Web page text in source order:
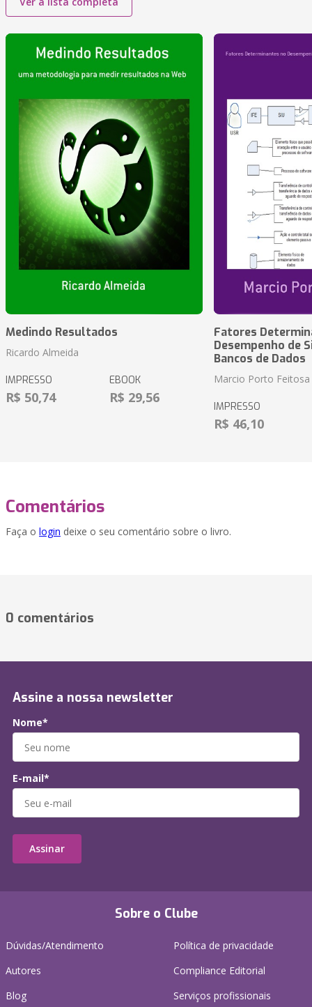
Medindo Resultados
Ricardo Almeida
IMPRESSO
R$ 50,74
EBOOK
R$ 29,56
Fatores
Desempenho de
Bancos de Dados
Marcio Porto Feitosa
IMPRESSO
R$ 46,10
Comentários
Faça o login deixe o seu comentário sobre o livro.
0 comentários
Sobre o Clube
Dúvidas/Atendimento
Autores
Blog
Política de privacidade
Compliance Editorial
Serviços profissionais
Assine a nossa newsletter
Nome*
E-mail*
Assinar